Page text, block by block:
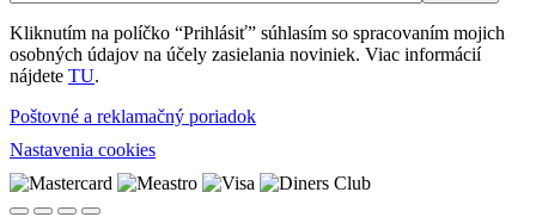
Kliknutím na políčko “Prihlásiť” súhlasím so spracovaním mojich
osobných údajov na účely zasielania noviniek. Viac informácií
nájdete TU.
Poštovné a reklamačný poriadok
Nastavenia cookies